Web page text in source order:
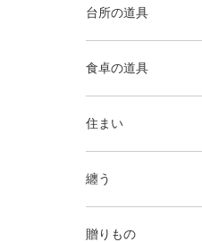
台所の道具
食卓の道具
住まい
纏う
贈りもの